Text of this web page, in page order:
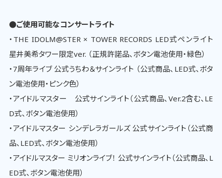
●ご使用可能なコンサートライト
・THE IDOLM@STER × TOWER RECORDS LED式ペンライト
星井美希タワー限定ver. （正規許諾品、ボタン電池使用・緑色）
・7周年ライブ 公式うちわ＆サインライト （公式商品、LED式、ボタ
ン電池使用・ピンク色）
・アイドルマスター 公式サインライト（公式商品、Ver.2含む、LE
D式、ボタン電池使用）
・アイドルマスター シンデレラガールズ 公式サインライト（公式商
品、LED式、ボタン電池使用）
・アイドルマスター ミリオンライブ！ 公式サインライト（公式商品、L
ED式、ボタン電池使用）